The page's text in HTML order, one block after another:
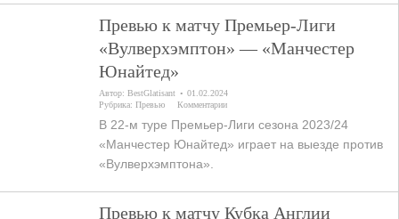
Превью к матчу Премьер-Лиги
«Вулверхэмптон» — «Манчестер
Юнайтед»
Автор:BestGlatisant
01.02.2024
Рубрика:Превью Комментарии
В 22-м туре Премьер-Лиги сезона 2023/24
«Манчестер Юнайтед» играет на выезде против
«Вулверхэмптона».
Превью к матчу Кубка Англии